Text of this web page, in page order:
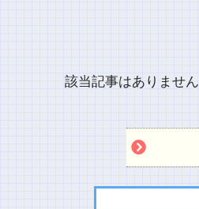
該当記事はありません